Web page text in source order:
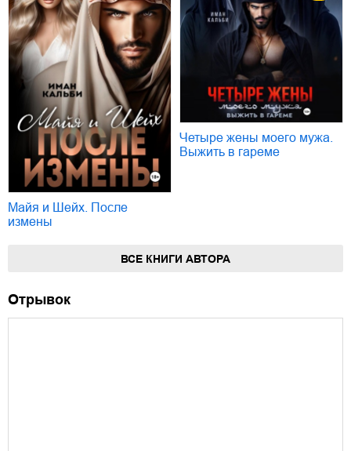
Майя и Шейх. После
измены
Четыре жены моего мужа.
Выжить в гареме
ВСЕ КНИГИ АВТОРА
Отрывок